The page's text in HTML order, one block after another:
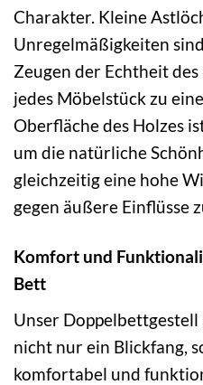
Charakter. Kleine
Unregelmäßigkeiten
Zeugen der Echtheit
jedes Möbelstück zu
Oberfläche des Holzes
um die natürliche
gleichzeitig eine hohe
gegen äußere Einflüsse
Komfort und
Bett
Unser Doppelbettgestell
nicht nur ein Blickfang,
komfortabel und